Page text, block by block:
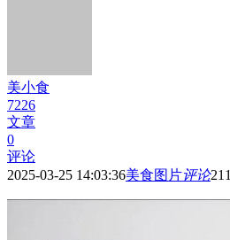
美小食
7226
文章
0
评论
2025-03-25 14:03:36美食图片评论211